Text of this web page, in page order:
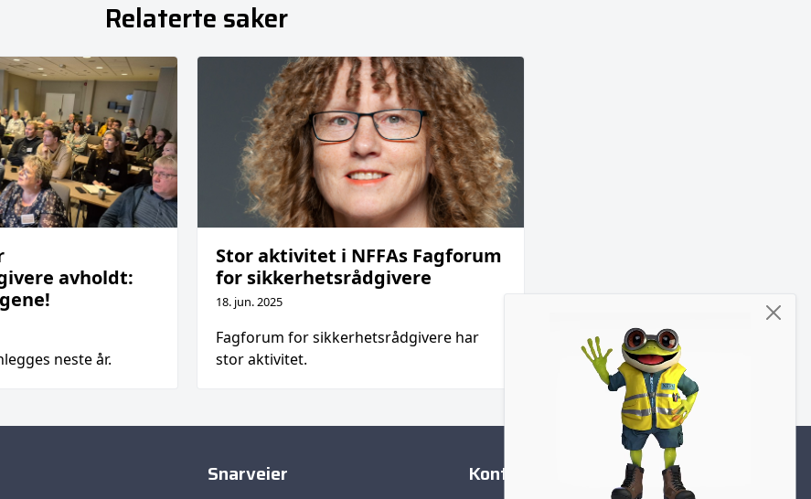
Relaterte saker
avholdt:
neste år.
Stor aktivitet i NFFAs Fagforum
for sikkerhetsrådgivere
18. jun. 2025
Fagforum for sikkerhetsrådgivere har
stor aktivitet.
Snarveier Kontakt oss